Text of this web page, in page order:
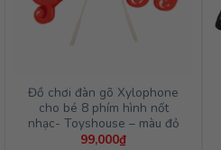
Đồ chơi đàn gõ Xylophone
cho bé 8 phím hình nốt
nhạc- Toyshouse – màu đỏ
99,000₫